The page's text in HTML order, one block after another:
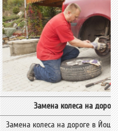
Замена колеса на дороге
Замена колеса на дороге в